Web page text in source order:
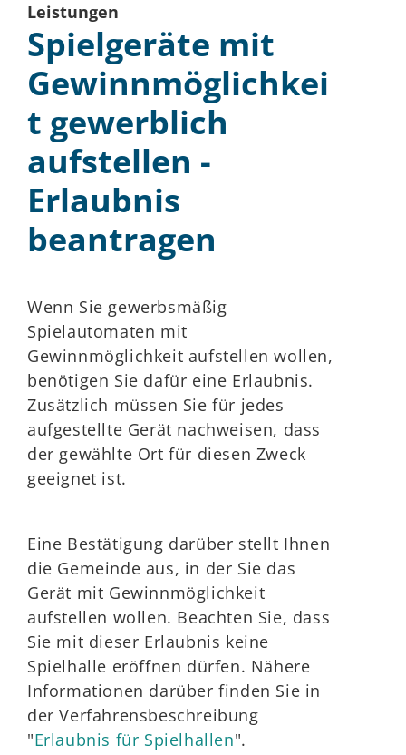
Leistungen
Spielgeräte mit
Gewinnmöglichkei
t gewerblich
aufstellen -
Erlaubnis
beantragen
Wenn Sie gewerbsmäßig
Spielautomaten mit
Gewinnmöglichkeit aufstellen wollen,
benötigen Sie dafür eine Erlaubnis.
Zusätzlich müssen Sie für jedes
aufgestellte Gerät nachweisen, dass
der gewählte Ort für diesen Zweck
geeignet ist.
Eine Bestätigung darüber stellt Ihnen
die Gemeinde aus, in der Sie das
Gerät mit Gewinnmöglichkeit
aufstellen wollen. Beachten Sie, dass
Sie mit dieser Erlaubnis keine
Spielhalle eröffnen dürfen. Nähere
Informationen darüber finden Sie in
der Verfahrensbeschreibung
"Erlaubnis für Spielhallen".